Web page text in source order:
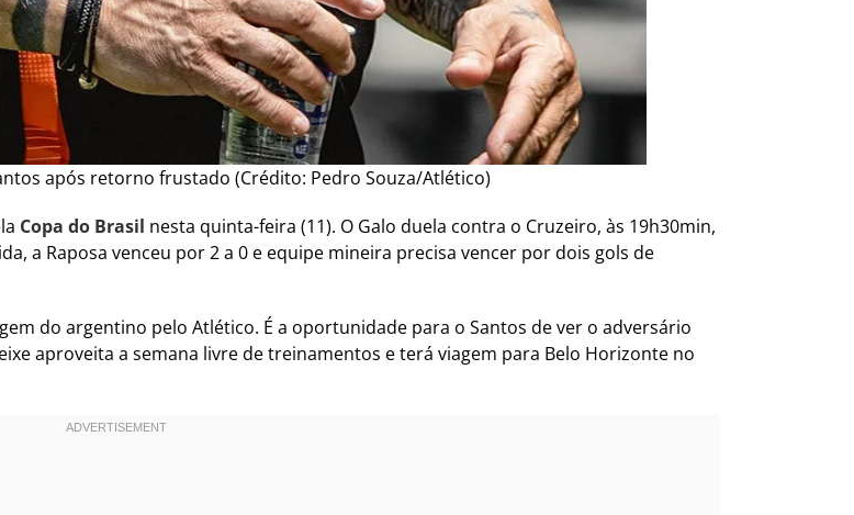
após retorno frustado (Crédito: Pedro Souza/Atlético)
Copa do Brasil nesta quinta-feira (11). O Galo duela contra o Cruzeiro, às 19h30min,
a Raposa venceu por 2 a 0 e equipe mineira precisa vencer por dois gols de
do argentino pelo Atlético. É a oportunidade para o Santos de ver o adversário
aproveita a semana livre de treinamentos e terá viagem para Belo Horizonte no